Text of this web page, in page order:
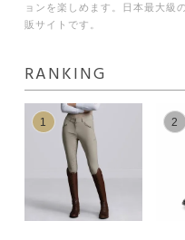
ョンを楽しめます。日本最大級
販サイトです。
RANKING
1 2